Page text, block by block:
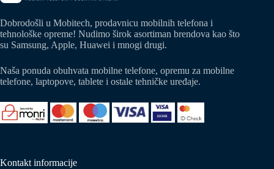
Dobrodošli u Mobitech, prodavnicu mobilnih telefona i
tehnološke opreme! Nudimo širok asortiman brendova kao što
su Samsung, Apple, Huawei i mnogi drugi.
Naša ponuda obuhvata mobilne telefone, opremu za mobilne
telefone, laptopove, tablete i ostale tehničke uređaje.
Kontakt informacije